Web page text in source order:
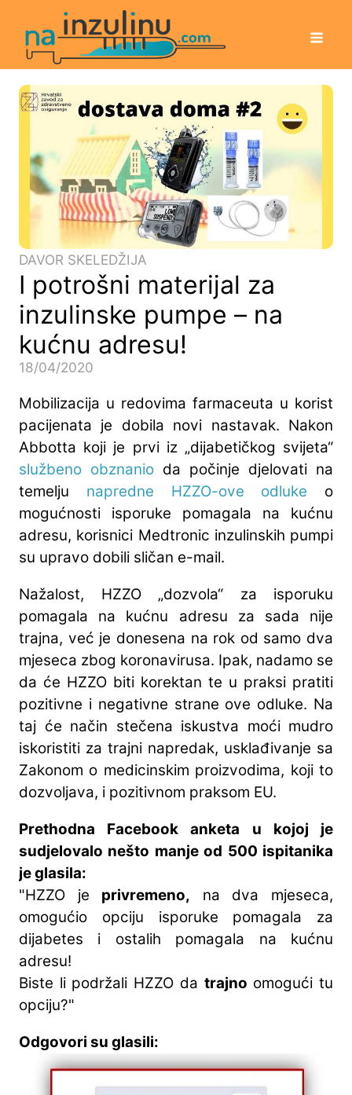
DAVOR SKELEDŽIJA
I potrošni materijal za
inzulinske pumpe – na
kućnu adresu!
18/04/2020
Mobilizacija u redovima farmaceuta u korist
pacijenata je dobila novi nastavak. Nakon
Abbotta koji je prvi iz „dijabetičkog svijeta“
službeno obznanio da počinje djelovati na
temelju napredne HZZO-ove odluke o
mogućnosti isporuke pomagala na kućnu
adresu, korisnici Medtronic inzulinskih pumpi
su upravo dobili sličan e-mail.
Nažalost, HZZO „dozvola“ za isporuku
pomagala na kućnu adresu za sada nije
trajna, već je donesena na rok od samo dva
mjeseca zbog koronavirusa. Ipak, nadamo se
da će HZZO biti korektan te u praksi pratiti
pozitivne i negativne strane ove odluke. Na
taj će način stečena iskustva moći mudro
iskoristiti za trajni napredak, usklađivanje sa
Zakonom o medicinskim proizvodima, koji to
dozvoljava, i pozitivnom praksom EU.
Prethodna Facebook anketa u kojoj je
sudjelovalo nešto manje od 500 ispitanika
je glasila:
"HZZO je privremeno, na dva mjeseca,
omogućio opciju isporuke pomagala za
dijabetes i ostalih pomagala na kućnu
adresu!
Biste li podržali HZZO da trajno omogući tu
opciju?"
Odgovori su glasili: